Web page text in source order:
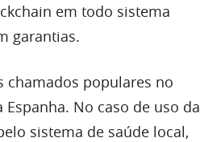
em todo sistema
garantias.
chamados populares no
No caso de uso da
sistema de saúde local,